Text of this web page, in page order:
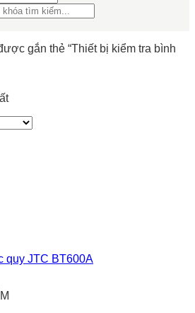
gắn thẻ “Thiết bị kiểm tra bình
quy JTC BT600A